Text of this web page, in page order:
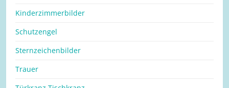
Kinderzimmerbilder
Schutzengel
Sternzeichenbilder
Trauer